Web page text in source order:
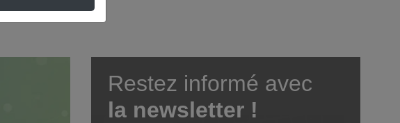
Restez informé avec
la newsletter !